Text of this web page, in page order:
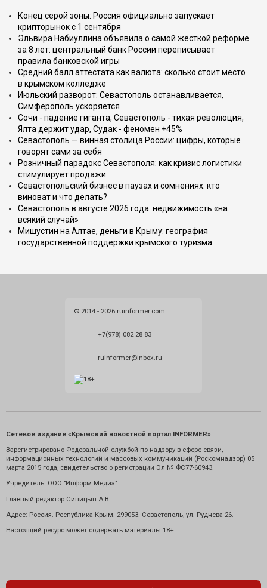
Конец серой зоны: Россия официально запускает
крипторынок с 1 сентября
Эльвира Набиуллина объявила о самой жёсткой реформе
за 8 лет: центральный банк России переписывает
правила банковской игры
Средний балл аттестата как валюта: сколько стоит место
в крымском колледже
Июльский разворот: Севастополь останавливается,
Симферополь ускоряется
Сочи - падение гиганта, Севастополь - тихая революция,
Ялта держит удар, Судак - феномен +45%
Севастополь — винная столица России: цифры, которые
говорят сами за себя
Розничный парадокс Севастополя: как кризис логистики
стимулирует продажи
Севастопольский бизнес в паузах и сомнениях: кто
виноват и что делать?
Севастополь в августе 2026 года: недвижимость «на
всякий случай»
Мишустин на Алтае, деньги в Крыму: география
государственной поддержки крымского туризма
© 2014 - 2026 ruinformer.com
+7(978) 082 28 83
ruinformer@inbox.ru
Сетевое издание «Крымский новостной портал INFORMER»
Зарегистрировано Федеральной службой по надзору в сфере связи,
информационных технологий и массовых коммуникаций (Роскомнадзор) 05
марта 2015 года, свидетельство о регистрации Эл № ФС77-60943.
Учредитель: ООО "Информ Медиа"
Главный редактор Синицын А.В.
Адрес: Россия. Республика Крым. 299053. Севастополь, ул. Руднева 26.
Настоящий ресурс может содержать материалы 18+